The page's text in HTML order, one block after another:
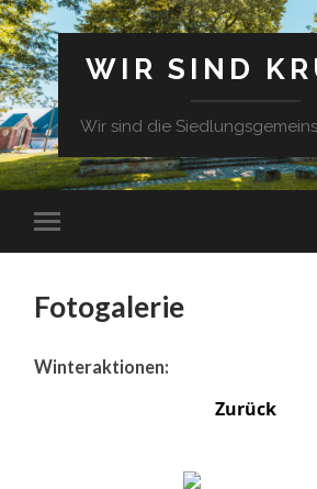
WIR SIND
Wir sind die
Fotogalerie
Winteraktionen:
Zurück